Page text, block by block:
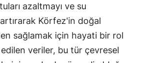
azaltmayı ve su
Körfez'in doğal
sağlamak için hayati bir rol
veriler, bu tür çevresel